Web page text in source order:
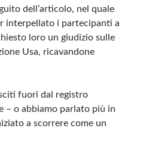
dell’articolo, nel quale
interpellato i partecipanti a
loro un giudizio sulle
Usa, ricavandone
fuori dal registro
– o abbiamo parlato più in
a scorrere come un